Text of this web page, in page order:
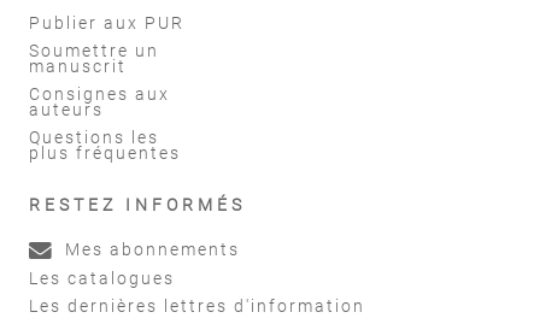
Publier aux PUR
Soumettre un
manuscrit
Consignes aux
auteurs
Questions les
plus fréquentes
RESTEZ INFORMÉS
Mes abonnements
Les catalogues
Les dernières lettres d'information